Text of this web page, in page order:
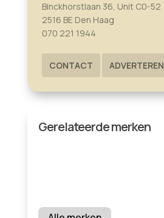
Binckhorstlaan 36, Unit C0-52
2516 BE Den Haag
070 221 1944
CONTACT ADVERTEREN
Gerelateerde merken